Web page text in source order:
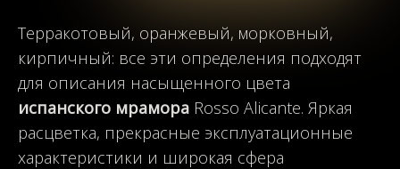
Терракотовый, оранжевый, морковный,
кирпичный: все эти определения подходят
для описания насыщенного цвета
испанского мрамора Rosso Alicante. Яркая
расцветка, прекрасные эксплуатационные
характеристики и широкая сфера